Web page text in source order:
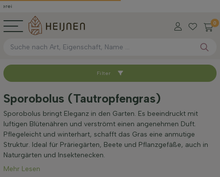
0
Sortieren nach
Anwendung
Blütenfarbe
Blütezeit
Filter
Sporobolus (Tautropfengras)
Sporobolus bringt Eleganz in den Garten. Es beeindruckt mit
luftigen Blütenähren und verströmt einen angenehmen Duft.
Pflegeleicht und winterhart, schafft das Gras eine anmutige
Struktur. Ideal für Präriegärten, Beete und Pflanzgefäße, auch in
Naturgärten und Insektenecken.
Mehr Lesen